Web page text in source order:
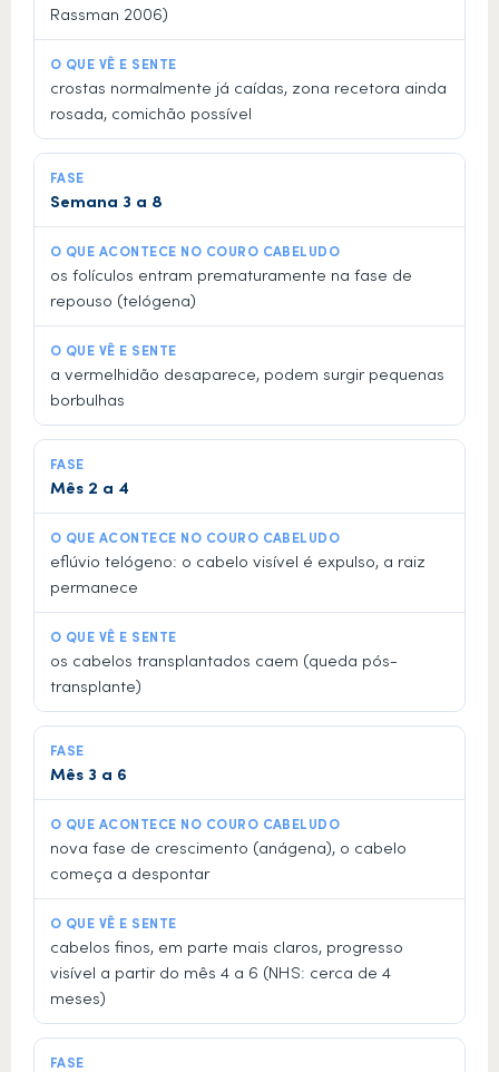
Rassman 2006)
crostas normalmente já caídas, zona recetora ainda
rosada, comichão possível
Semana 3 a 8
os folículos entram prematuramente na fase de
repouso (telógena)
a vermelhidão desaparece, podem surgir pequenas
borbulhas
Mês 2 a 4
eflúvio telógeno: o cabelo visível é expulso, a raiz
permanece
os cabelos transplantados caem (queda pós-
transplante)
Mês 3 a 6
nova fase de crescimento (anágena), o cabelo
começa a despontar
cabelos finos, em parte mais claros, progresso
visível a partir do mês 4 a 6 (NHS: cerca de 4
meses)